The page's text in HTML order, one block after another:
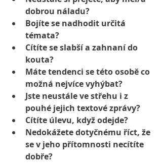
dobrou náladu?
Bojíte se nadhodit určitá
témata?
Cítíte se slabší a zahnaní do
kouta?
Máte tendenci se této osobě co
možná nejvíce vyhýbat?
Jste neustále ve střehu i z
pouhé jejich textové zprávy?
Cítíte úlevu, když odejde?
Nedokážete dotyčnému říct, že
se v jeho přítomnosti necítíte
dobře?